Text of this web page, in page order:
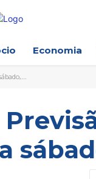
Economia